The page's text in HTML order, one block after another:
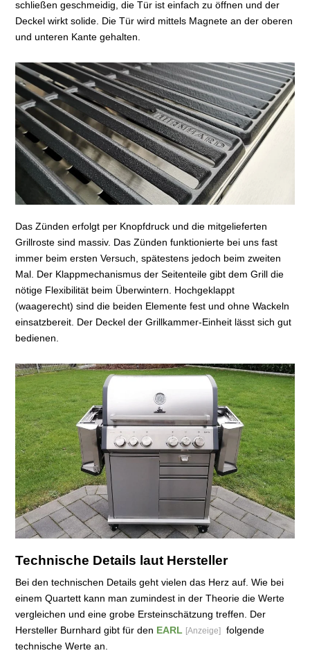
schließen geschmeidig, die Tür ist einfach zu öffnen und der
Deckel wirkt solide. Die Tür wird mittels Magnete an der oberen
und unteren Kante gehalten.
Das Zünden erfolgt per Knopfdruck und die mitgelieferten
Grillroste sind massiv. Das Zünden funktionierte bei uns fast
immer beim ersten Versuch, spätestens jedoch beim zweiten
Mal. Der Klappmechanismus der Seitenteile gibt dem Grill die
nötige Flexibilität beim Überwintern. Hochgeklappt
(waagerecht) sind die beiden Elemente fest und ohne Wackeln
einsatzbereit. Der Deckel der Grillkammer-Einheit lässt sich gut
bedienen.
Technische Details laut Hersteller
Bei den technischen Details geht vielen das Herz auf. Wie bei
einem Quartett kann man zumindest in der Theorie die Werte
vergleichen und eine grobe Ersteinschätzung treffen. Der
Hersteller Burnhard gibt für den EARL [Anzeige]
folgende
technische Werte an.